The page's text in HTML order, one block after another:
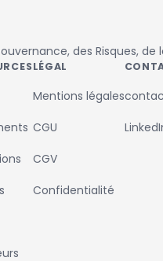
des Risques,
LÉGAL
Mentions légales
CGU
CGV
Confidentialité